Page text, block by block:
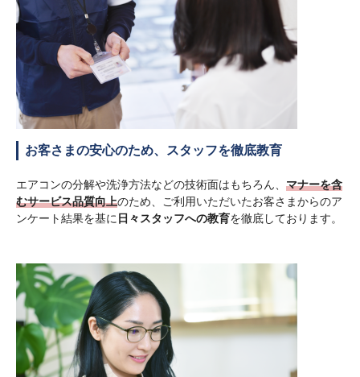
お客さまの安心のため、スタッフを徹底教育
エアコンの分解や洗浄方法などの技術面はもちろん、 マナーを含
むサービス品質向上のため、ご利用いただいたお客さまからのア
ンケート結果を基に 日々スタッフへの教育を徹底しております。